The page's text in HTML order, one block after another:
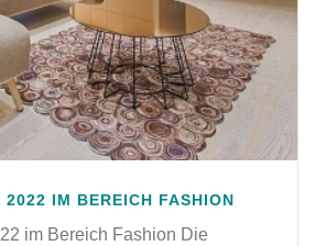
2022 IM BEREICH FASHION
im Bereich Fashion Die